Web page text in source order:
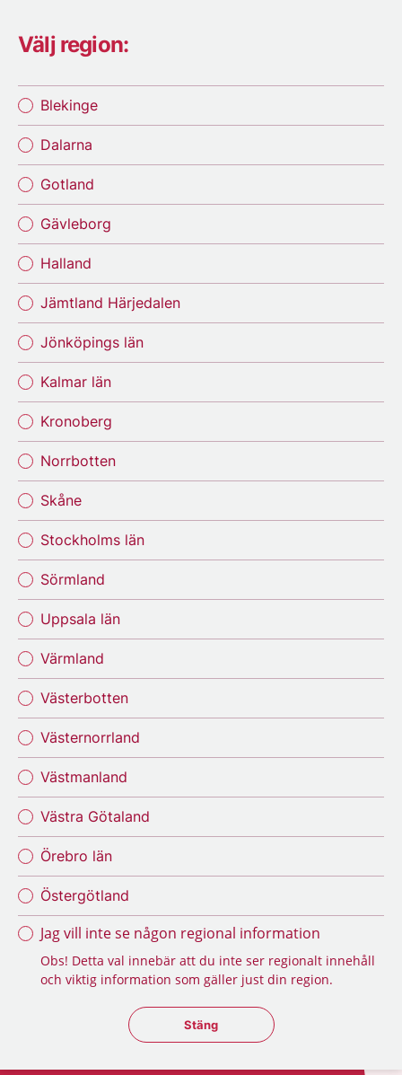
Välj region:
Blekinge
Dalarna
Gotland
Gävleborg
Halland
Jämtland Härjedalen
Jönköpings län
Kalmar län
Kronoberg
Norrbotten
Skåne
Stockholms län
Sörmland
Uppsala län
Värmland
Västerbotten
Västernorrland
Västmanland
Västra Götaland
Örebro län
Östergötland
Jag vill inte se någon regional information
Obs! Detta val innebär att du inte ser regionalt innehåll
och viktig information som gäller just din region.
Stäng regionsväljaren
Stäng